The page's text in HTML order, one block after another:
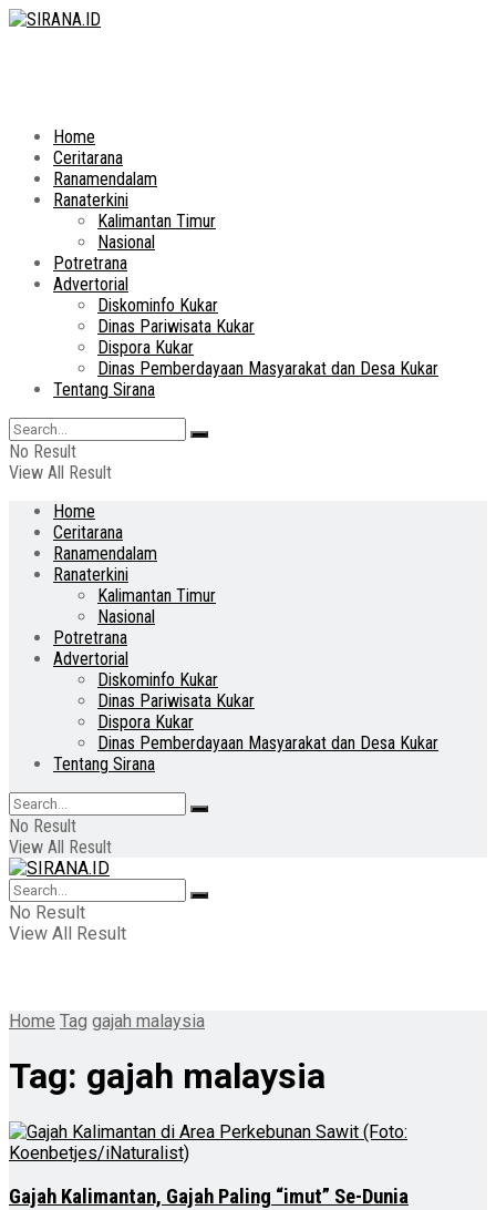
Home
Ceritarana
Ranamendalam
Ranaterkini
Kalimantan Timur
Nasional
Potretrana
Advertorial
Diskominfo Kukar
Dinas Pariwisata Kukar
Dispora Kukar
Dinas Pemberdayaan Masyarakat dan Desa Kukar
Tentang Sirana
No Result
View All Result
Home
Ceritarana
Ranamendalam
Ranaterkini
Kalimantan Timur
Nasional
Potretrana
Advertorial
Diskominfo Kukar
Dinas Pariwisata Kukar
Dispora Kukar
Dinas Pemberdayaan Masyarakat dan Desa Kukar
Tentang Sirana
No Result
View All Result
No Result
View All Result
Home Tag gajah malaysia
Tag: gajah malaysia
Gajah Kalimantan, Gajah Paling “imut” Se-Dunia